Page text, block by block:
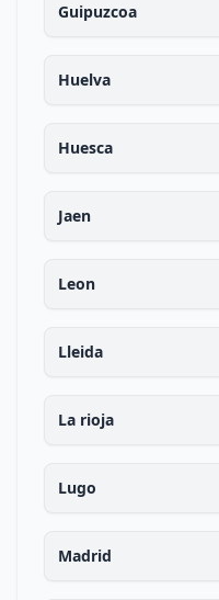
Guipuzcoa
Huelva
Huesca
Jaen
Leon
Lleida
La rioja
Lugo
Madrid